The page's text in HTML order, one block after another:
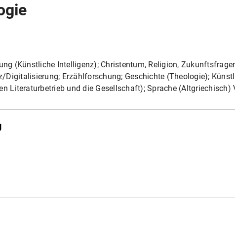
(Künstliche Intelligenz); Christentum, Religion,
Digitalisierung; Erzählforschung; Geschichte (Theologie);
Literaturbetrieb und die Gesellschaft); Sprache (Altgriechisch)